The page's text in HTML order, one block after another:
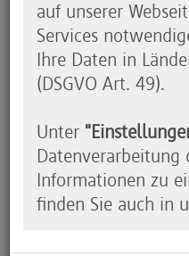
Bei Code your Life
Prinzipien des
Karteikarten oder
an: Wie rechnet
einemAlgorithmus ?
OfflineCoding
auf unserer
Services
Ihre Daten in
(DSGVO Art. 49).
Unter
Informationen zu
finden Sie auch in